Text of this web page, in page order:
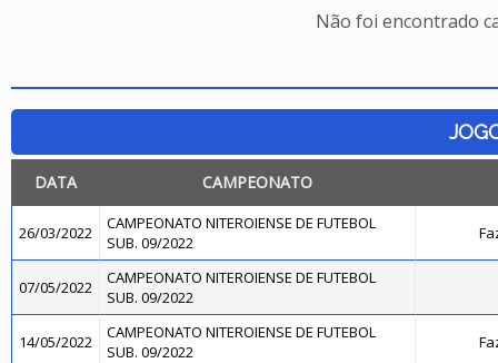
Não foi encontrado
DATA CAMPEONATO
26/03/2022
CAMPEONATO NITEROIENSE DE FUTEBOL
SUB. 09/2022
07/05/2022
CAMPEONATO NITEROIENSE DE FUTEBOL
SUB. 09/2022
14/05/2022
CAMPEONATO NITEROIENSE DE FUTEBOL
SUB. 09/2022